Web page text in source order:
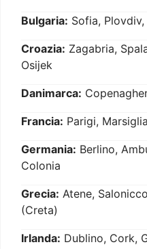
Bulgaria: Sofia,
Croazia: Zagabria,
Osijek
Danimarca:
Francia: Parigi,
Germania: Berlino,
Colonia
Grecia: Atene,
(Creta)
Irlanda: Dublino, Cork,